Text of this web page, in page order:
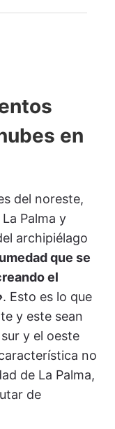
en
del noreste,
Palma y
archipiélago
que se
el
. Esto es lo que
y este sean
y el oeste
no
de La Palma,
de